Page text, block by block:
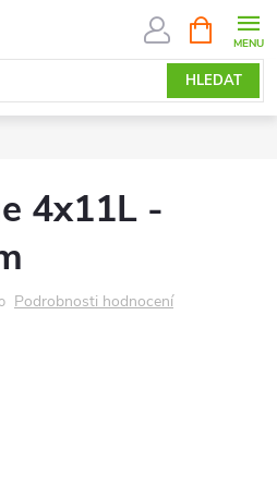
HLEDAT
NÁKUPNÍ
KOŠÍK
4x11L -
Podrobnosti hodnocení